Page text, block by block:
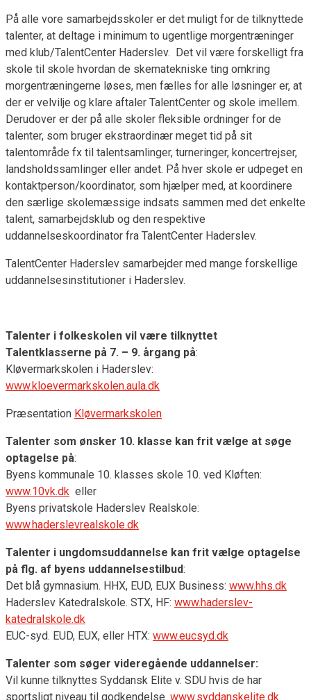
På alle vore samarbejdsskoler er det muligt for de tilknyttede
talenter, at deltage i minimum to ugentlige morgentræninger
med klub/TalentCenter Haderslev. Det vil være forskelligt fra
skole til skole hvordan de skematekniske ting omkring
morgentræningerne løses, men fælles for alle løsninger er, at
der er velvilje og klare aftaler TalentCenter og skole imellem.
Derudover er der på alle skoler fleksible ordninger for de
talenter, som bruger ekstraordinær meget tid på sit
talentområde fx til talentsamlinger, turneringer, koncertrejser,
landsholdssamlinger eller andet. På hver skole er udpeget en
kontaktperson/koordinator, som hjælper med, at koordinere
den særlige skolemæssige indsats sammen med det enkelte
talent, samarbejdsklub og den respektive
uddannelseskoordinator fra TalentCenter Haderslev.
TalentCenter Haderslev samarbejder med mange forskellige
uddannelsesinstitutioner i Haderslev.
Talenter i folkeskolen vil være tilknyttet
Talentklasserne på 7. – 9. årgang på:
Kløvermarkskolen i Haderslev:
www.kloevermarkskolen.aula.dk
Præsentation Kløvermarkskolen
Talenter som ønsker 10. klasse kan frit vælge at søge
optagelse på:
Byens kommunale 10. klasses skole 10. ved Kløften:
www.10vk.dk eller
Byens privatskole Haderslev Realskole:
www.haderslevrealskole.dk
Talenter i ungdomsuddannelse kan frit vælge optagelse
på flg. af byens uddannelsestilbud:
Det blå gymnasium. HHX, EUD, EUX Business: www.hhs.dk
Haderslev Katedralskole. STX, HF: www.haderslev-
katedralskole.dk
EUC-syd. EUD, EUX, eller HTX: www.eucsyd.dk
Talenter som søger videregående uddannelser:
Vil kunne tilknyttes Syddansk Elite v. SDU hvis de har
sportsligt niveau til godkendelse. www.syddanskelite.dk